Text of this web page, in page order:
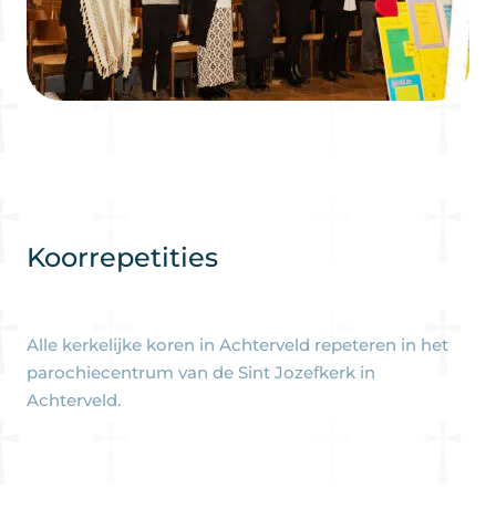
Koorrepetities
Alle kerkelijke koren in Achterveld repeteren in het
parochiecentrum van de Sint Jozefkerk in
Achterveld.